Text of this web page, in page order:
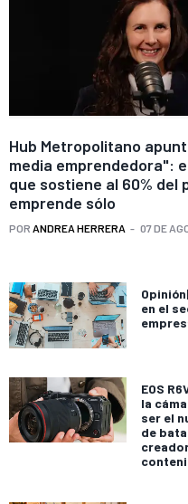
Hub Metropolitano
media emprendedora":
que sostiene al 60% del
emprende sólo
POR ANDREA HERRERA 07 DE
en el
EOS
la
ser el
de